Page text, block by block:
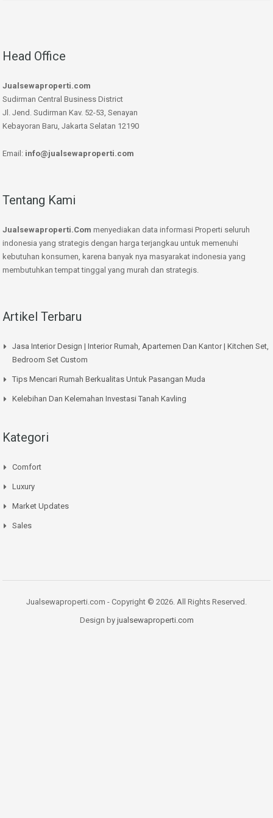
Head Office
Jualsewaproperti.com
Sudirman Central Business District
Jl. Jend. Sudirman Kav. 52-53, Senayan
Kebayoran Baru, Jakarta Selatan 12190
Email: info@jualsewaproperti.com
Tentang Kami
Jualsewaproperti.Com menyediakan data informasi Properti seluruh
indonesia yang strategis dengan harga terjangkau untuk memenuhi
kebutuhan konsumen, karena banyak nya masyarakat indonesia yang
membutuhkan tempat tinggal yang murah dan strategis.
Artikel Terbaru
Jasa Interior Design | Interior Rumah, Apartemen Dan Kantor | Kitchen Set,
Bedroom Set Custom
Tips Mencari Rumah Berkualitas Untuk Pasangan Muda
Kelebihan Dan Kelemahan Investasi Tanah Kavling
Kategori
Comfort
Luxury
Market Updates
Sales
Jualsewaproperti.com - Copyright © 2026. All Rights Reserved.
Design by jualsewaproperti.com